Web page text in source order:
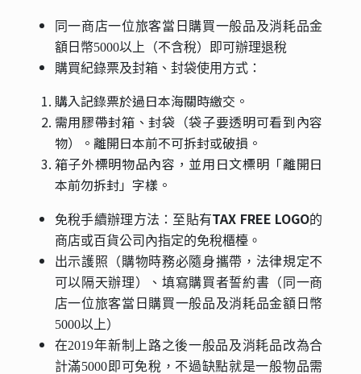
同一商店一位旅客當日購買一般品及消耗品金
額日幣5000以上（不含稅）即可辦理退稅
購買紀錄票及封箱、封袋使用方式：
購入記錄票於過日本海關時繳交。
需用膠帶封箱、封袋（袋子要透明可看到內容
物）。離開日本前不可拆封或破損。
箱子外標明物品內容，並用日文標明「離開日
本前勿拆封」字樣。
免稅手續辦理方法： 至貼有TAX FREE LOGO的
商店或百貨公司內指定的免稅櫃檯。
出示護照（購物時務必隨身攜帶，法律規定不
可以隔天辦理）、填寫購買者誓約書（同一商
店一位旅客當日購買一般品及消耗品金額日幣
5000以上）
在2019年新制上路之後一般品及消耗品改為合
計滿5000即可免稅，不過缺點就是一般物品需